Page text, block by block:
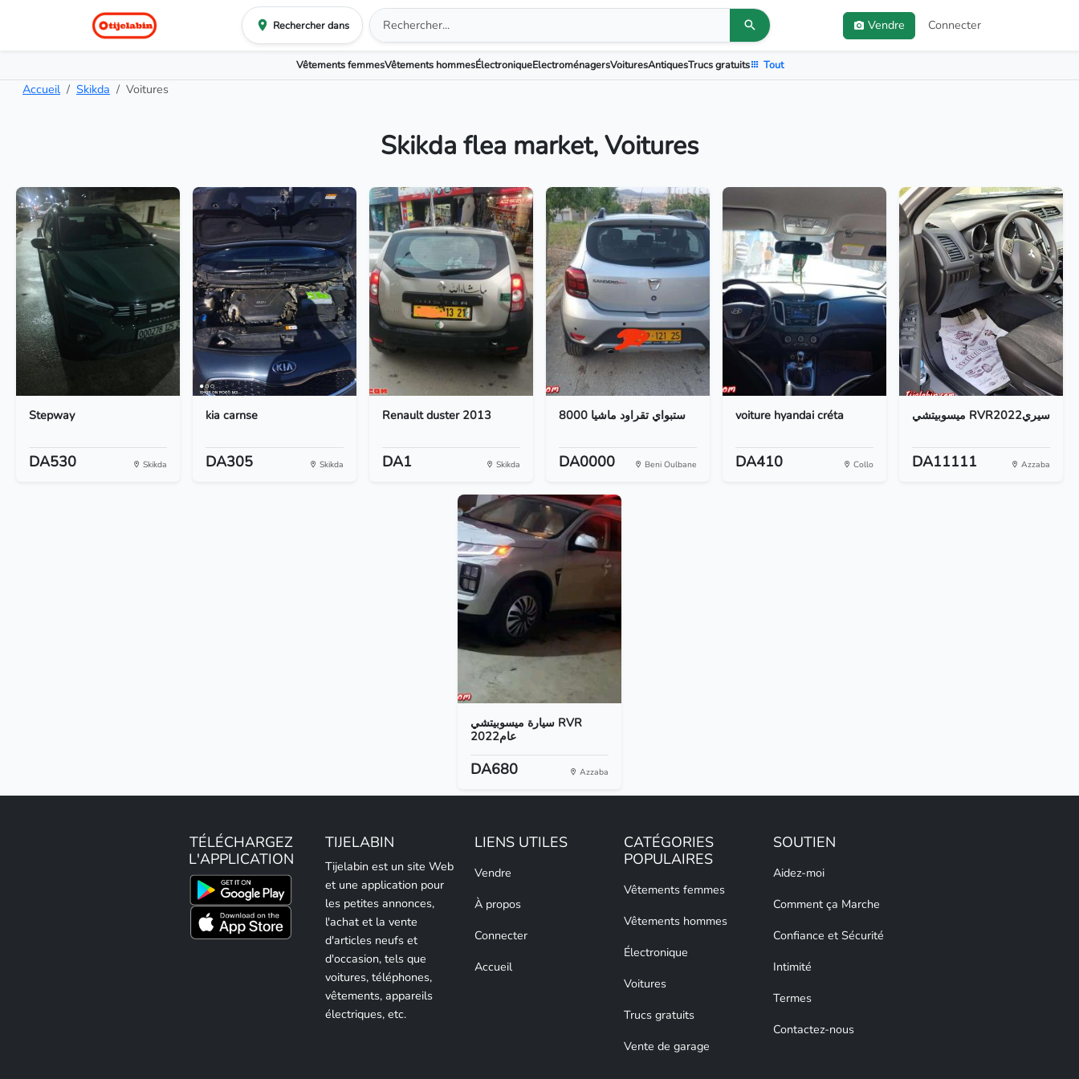
Rechercher dans Vendre Connecter
Vêtements femmesVêtements hommesÉlectroniqueElectroménagersVoituresAntiquesTrucs gratuits Tout
Accueil Skikda Voitures
Skikda flea market, Voitures
Stepway
DA530 Skikda
kia carnse
DA305 Skikda
Renault duster 2013
DA1 Skikda
ستبواي تقراود ماشيا 8000
DA0000 Beni Oulbane
voiture hyandai créta
DA410 Collo
ميسوبيتشي RVRسيري2022
DA11111 Azzaba
سيارة ميسوبيتشي RVR
عام2022
DA680 Azzaba
TÉLÉCHARGEZ
L'APPLICATION
TIJELABIN
Tijelabin est un site Web
et une application pour
les petites annonces,
l'achat et la vente
d'articles neufs et
d'occasion, tels que
voitures, téléphones,
vêtements, appareils
électriques, etc.
LIENS UTILES
Vendre
À propos
Connecter
Accueil
CATÉGORIES
POPULAIRES
Vêtements femmes
Vêtements hommes
Électronique
Voitures
Trucs gratuits
Vente de garage
SOUTIEN
Aidez-moi
Comment ça Marche
Confiance et Sécurité
Intimité
Termes
Contactez-nous